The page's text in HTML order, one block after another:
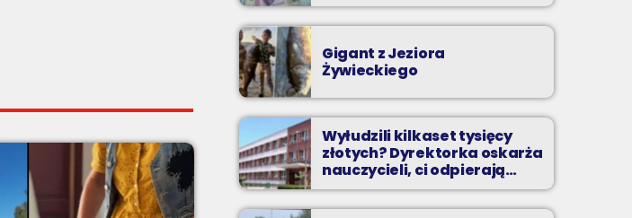
Gigant z Jeziora
Żywieckiego
Wyłudzili kilkaset tysięcy
złotych? Dyrektorka oskarża
nauczycieli, ci odpierają
zarzuty